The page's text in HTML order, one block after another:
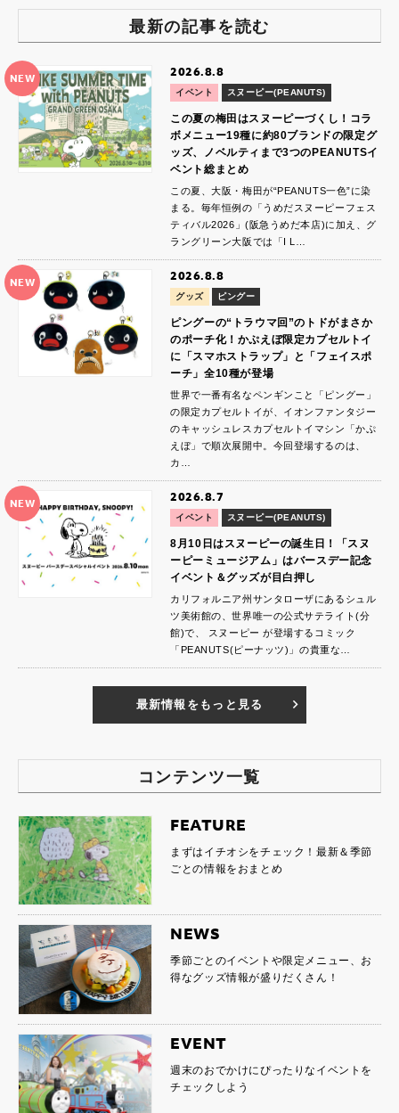
最新の記事を読む
NEW 2026.8.8
イベント スヌーピー(PEANUTS)
この夏の梅田はスヌーピーづくし！コラ
ボメニュー19種に約80ブランドの限定グ
ッズ、ノベルティまで3つのPEANUTSイ
ベント総まとめ
この夏、大阪・梅田が“PEANUTS一色”に染
まる。毎年恒例の「うめだスヌーピーフェス
ティバル2026」(阪急うめだ本店)に加え、グ
ラングリーン大阪では「I L…
NEW 2026.8.8
グッズ ピングー
ピングーの“トラウマ回”のトドがまさか
のポーチ化！かぷえぼ限定カプセルトイ
に「スマホストラップ」と「フェイスポ
ーチ」全10種が登場
世界で一番有名なペンギンこと「ピングー」
の限定カプセルトイが、イオンファンタジー
のキャッシュレスカプセルトイマシン「かぷ
えぼ」で順次展開中。今回登場するのは、
カ…
NEW 2026.8.7
イベント スヌーピー(PEANUTS)
8月10日はスヌーピーの誕生日！「スヌ
ーピーミュージアム」はバースデー記念
イベント＆グッズが目白押し
カリフォルニア州サンタローザにあるシュル
ツ美術館の、世界唯一の公式サテライト(分
館)で、 スヌーピー が登場するコミック
「PEANUTS(ピーナッツ)」の貴重な…
最新情報をもっと見る
コンテンツ一覧
FEATURE
まずはイチオシをチェック！最新＆季節
ごとの情報をおまとめ
NEWS
季節ごとのイベントや限定メニュー、お
得なグッズ情報が盛りだくさん！
EVENT
週末のおでかけにぴったりなイベントを
チェックしよう